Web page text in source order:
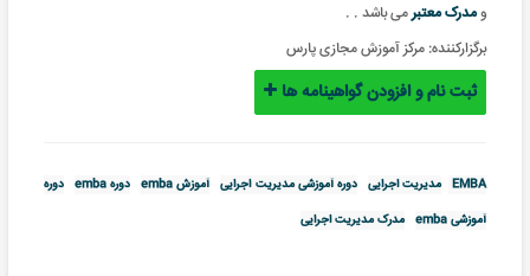
ومدرک معتبرمی باشد . .
برگزارکننده: مرکز آموزش مجازی پارس
ثبت نام و افزودن گواهینامه ها
EMBA مدیریت اجرایی دوره آموزشی مدیریت اجرایی آموزش emba دوره emba
دوره
آموزشی emba
مدرک مدیریت اجرایی